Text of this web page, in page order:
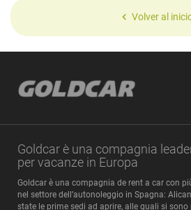
Volver al
Goldcar è una compagnia
per vacanze in Europa
Goldcar è una compagnia de rent a car con
nel settore dell’autonoleggio in Spagna:
state le prime sedi ad aprire, alle quali si